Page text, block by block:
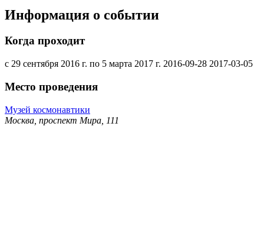
Информация о событии
Когда проходит
с 29 сентября 2016 г. по 5 марта 2017 г. 2016-09-28 2017-03-05
Место проведения
Музей космонавтики
Москва, проспект Мира, 111